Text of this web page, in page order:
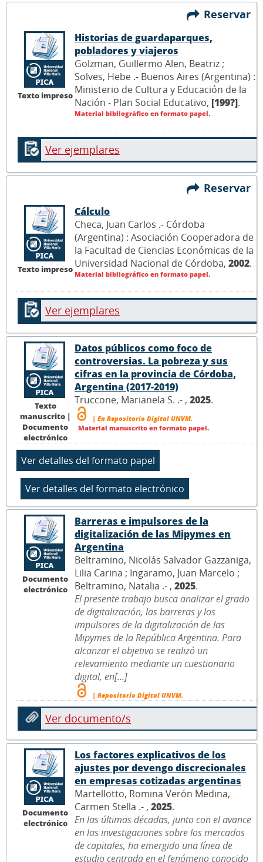
Reservar
Texto impreso
Historias de guardaparques,
pobladores y viajeros
Golzman, Guillermo Alen, Beatriz ;
Solves, Hebe .- Buenos Aires (Argentina) :
Ministerio de Cultura y Educación de la
Nación - Plan Social Educativo, [199?].
Material bibliográfico en formato papel.
Ver ejemplares
Reservar
Texto impreso
Cálculo
Checa, Juan Carlos .- Córdoba
(Argentina) : Asociación Cooperadora de
la Facultad de Ciencias Económicas de la
Universidad Nacional de Córdoba, 2002.
Material bibliográfico en formato papel.
Ver ejemplares
Texto
manuscrito |
Documento
electrónico
Datos públicos como foco de
controversias. La pobreza y sus
cifras en la provincia de Córdoba,
Argentina (2017-2019)
Truccone, Marianela S. .- , 2025.
| En Repositorio Digital UNVM.
Material manuscrito en formato papel.
Documento
electrónico
Barreras e impulsores de la
digitalización de las Mipymes en
Argentina
Beltramino, Nicolás Salvador Gazzaniga,
Lilia Carina ; Ingaramo, Juan Marcelo ;
Beltramino, Natalia .- , 2025.
El presente trabajo busca analizar el grado
de digitalización, las barreras y los
impulsores de la digitalización de las
Mipymes de la República Argentina. Para
alcanzar el objetivo se realizó un
relevamiento mediante un cuestionario
digital, en[...]
| Repositorio Digital UNVM.
Ver documento/s
Documento
electrónico
Los factores explicativos de los
ajustes por devengo discrecionales
en empresas cotizadas argentinas
Martellotto, Romina Verón Medina,
Carmen Stella .- , 2025.
En las últimas décadas, junto con el avance
en las investigaciones sobre los mercados
de capitales, ha emergido una línea de
estudio centrada en el fenómeno conocido